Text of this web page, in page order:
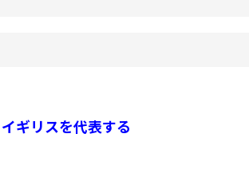
ギリスを代表する